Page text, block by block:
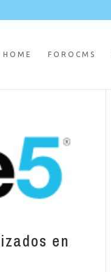
HOME FOROCMS
en